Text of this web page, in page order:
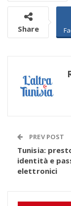
Share
PREV POST
Tunisia:
identità e
elettronici